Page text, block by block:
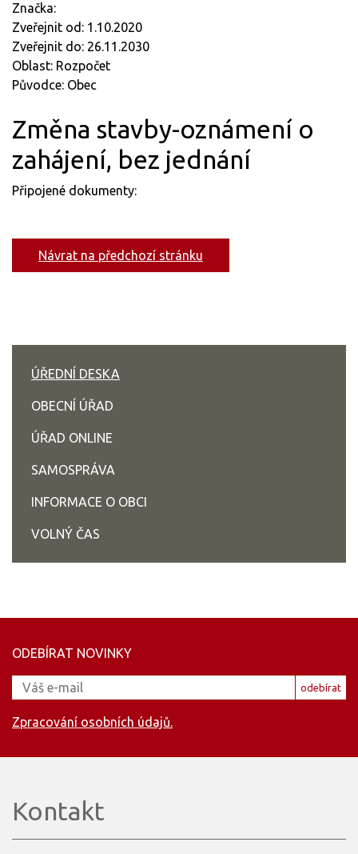
Značka:
Zveřejnit od: 1.10.2020
Zveřejnit do: 26.11.2030
Oblast: Rozpočet
Původce: Obec
Změna stavby-oznámení o
zahájení, bez jednání
Připojené dokumenty:
Návrat na předchozí stránku
ÚŘEDNÍ DESKA
OBECNÍ ÚŘAD
ÚŘAD ONLINE
SAMOSPRÁVA
INFORMACE O OBCI
VOLNÝ ČAS
ODEBÍRAT NOVINKY
odebírat
Zpracování osobních údajů.
Kontakt